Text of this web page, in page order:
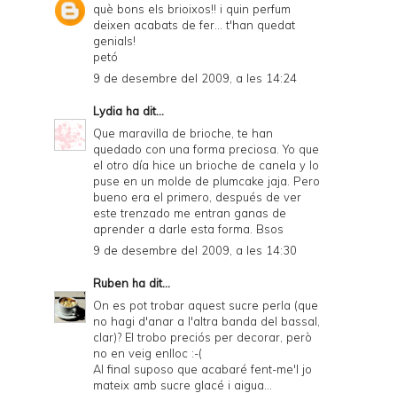
què bons els brioixos!! i quin perfum
deixen acabats de fer... t'han quedat
genials!
petó
9 de desembre del 2009, a les 14:24
Lydia ha dit...
Que maravilla de brioche, te han
quedado con una forma preciosa. Yo que
el otro día hice un brioche de canela y lo
puse en un molde de plumcake jaja. Pero
bueno era el primero, después de ver
este trenzado me entran ganas de
aprender a darle esta forma. Bsos
9 de desembre del 2009, a les 14:30
Ruben ha dit...
On es pot trobar aquest sucre perla (que
no hagi d'anar a l'altra banda del bassal,
clar)? El trobo preciós per decorar, però
no en veig enlloc :-(
Al final suposo que acabaré fent-me'l jo
mateix amb sucre glacé i aigua...